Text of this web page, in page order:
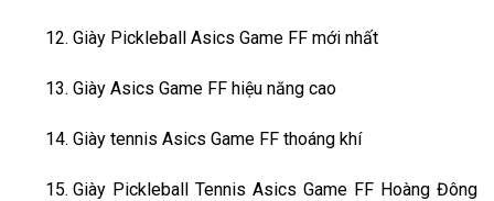
Giày Pickleball Asics Game FF mới nhất
Giày Asics Game FF hiệu năng cao
Giày tennis Asics Game FF thoáng khí
Giày Pickleball Tennis Asics Game FF Hoàng Đông